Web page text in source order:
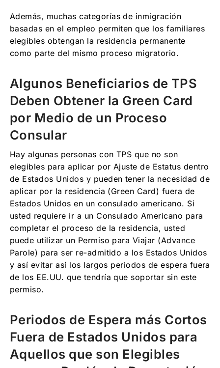
Además, muchas categorías de inmigración
basadas en el empleo permiten que los familiares
elegibles obtengan la residencia permanente
como parte del mismo proceso migratorio.
Algunos Beneficiarios de TPS
Deben Obtener la Green Card
por Medio de un Proceso
Consular
Hay algunas personas con TPS que no son
elegibles para aplicar por Ajuste de Estatus dentro
de Estados Unidos y pueden tener la necesidad de
aplicar por la residencia (Green Card) fuera de
Estados Unidos en un consulado americano. Si
usted requiere ir a un Consulado Americano para
completar el proceso de la residencia, usted
puede utilizar un Permiso para Viajar (Advance
Parole) para ser re-admitido a los Estados Unidos
y así evitar así los largos periodos de espera fuera
de los EE.UU. que tendría que soportar sin este
permiso.
Periodos de Espera más Cortos
Fuera de Estados Unidos para
Aquellos que son Elegibles